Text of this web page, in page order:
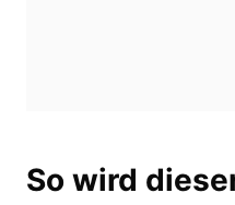
So wird